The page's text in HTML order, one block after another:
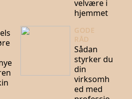
velvære i
hjemmet
GODE
RÅD
Sådan
styrker du
din
virksomh
ed med